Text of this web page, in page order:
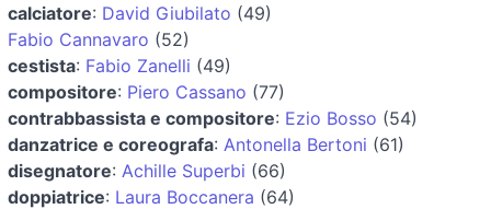
calciatore: David Giubilato (49)
Fabio Cannavaro (52)
cestista: Fabio Zanelli (49)
compositore: Piero Cassano (77)
contrabbassista e compositore: Ezio Bosso (54)
danzatrice e coreografa: Antonella Bertoni (61)
disegnatore: Achille Superbi (66)
doppiatrice: Laura Boccanera (64)